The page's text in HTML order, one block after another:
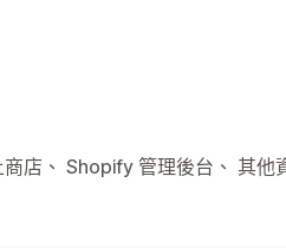
店、 Shopify 管理後台、 其他